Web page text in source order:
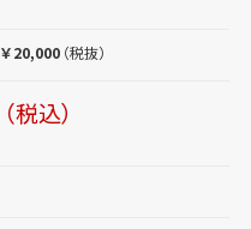
￥20,000 （税抜）
（税込）